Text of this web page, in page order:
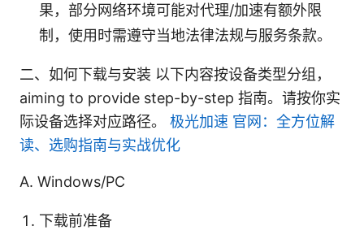
果，部分网络环境可能对代理/加速有额外限
制，使用时需遵守当地法律法规与服务条款。
二、如何下载与安装 以下内容按设备类型分组，
aiming to provide step-by-step 指南。请按你实
际设备选择对应路径。 极光加速 官网：全方位解
读、选购指南与实战优化
A. Windows/PC
下载前准备